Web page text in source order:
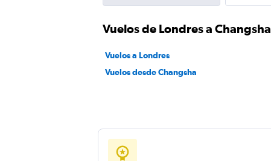
Vuelos de Londres a Changsha
Vuelos a Londres
Vuelos desde Changsha